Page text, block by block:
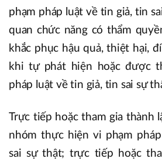
phạm pháp luật về tin giả, tin
quan chức năng có thẩm
khắc phục hậu quả, thiệt hại,
khi tự phát hiện hoặc được
pháp luật về tin giả, tin sai sự
Trực tiếp hoặc tham gia thành
nhóm thực hiện vi phạm
sai sự thật; trực tiếp hoặc